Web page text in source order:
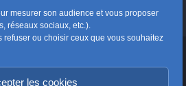
mesurer son audience et vous proposer
réseaux sociaux, etc.).
refuser ou choisir ceux que vous souhaitez
les cookies
accepter les cookies de
sociaux et activer ce